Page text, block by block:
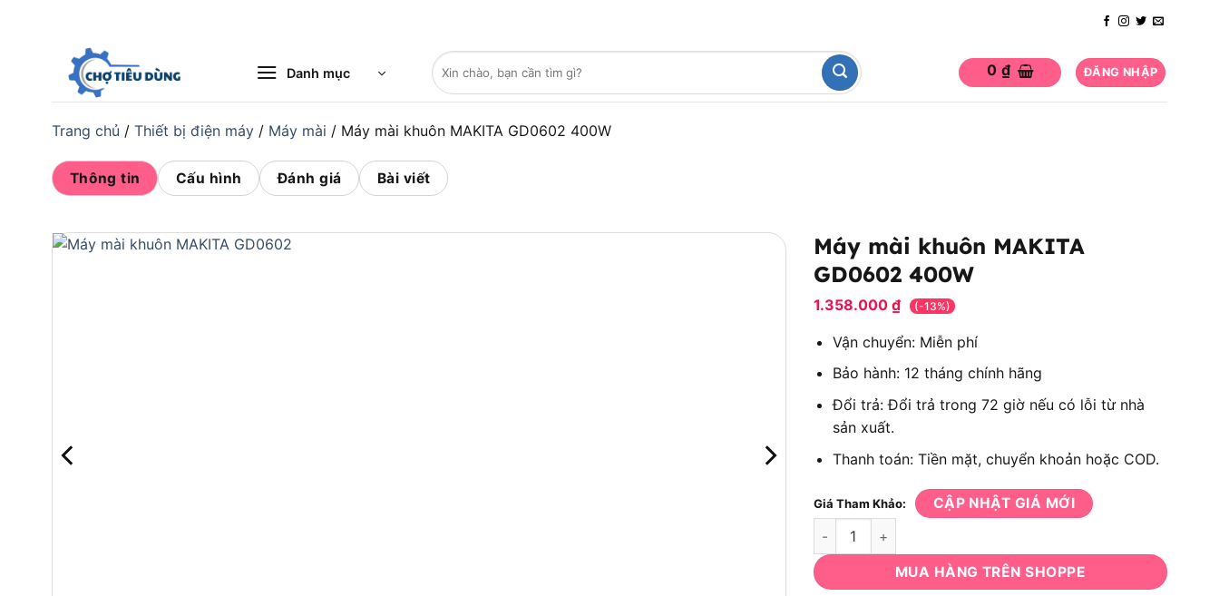
Danh mục
Tìm
kiếm:
0 ₫ ĐĂNG NHẬP
Trang chủ / Thiết bị điện máy / Máy mài / Máy mài khuôn MAKITA GD0602 400W
Thông tin Cấu hình Đánh giá Bài viết
Máy mài khuôn MAKITA
GD0602 400W
1.358.000 ₫ (-13%)
Vận chuyển: Miễn phí
Bảo hành: 12 tháng chính hãng
Đổi trả: Đổi trả trong 72 giờ nếu có lỗi từ nhà
sản xuất.
Thanh toán: Tiền mặt, chuyển khoản hoặc COD.
Giá Tham Khảo: CẬP NHẬT GIÁ MỚI
Máy mài khuôn MAKITA GD0602 400W số lượng
MUA HÀNG TRÊN SHOPPE